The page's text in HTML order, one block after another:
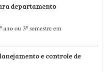
departamento
ou 3º semestre em
e controle de